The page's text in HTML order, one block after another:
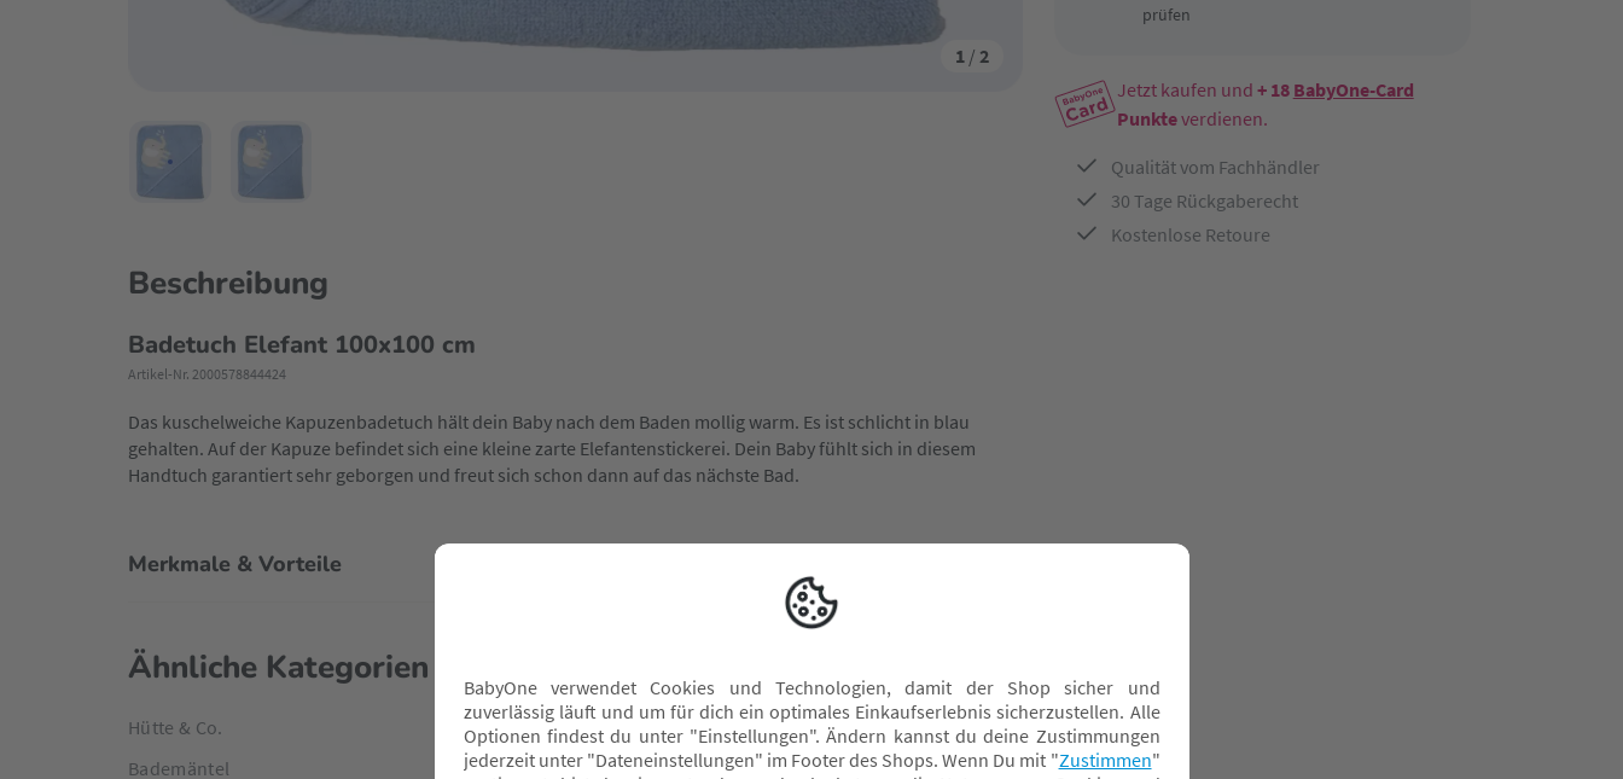
1 /2
prüfen
Jetzt kaufen und + 18 BabyOne-Card
Punkteverdienen.
Qualität vom Fachhändler
30 Tage Rückgaberecht
Kostenlose Retoure
Beschreibung
Badetuch Elefant 100x100 cm
Artikel-Nr. 2000578844424
Das kuschelweiche Kapuzenbadetuch hält dein Baby nach dem Baden mollig warm. Es ist schlicht in blau
gehalten. Auf der Kapuze befindet sich eine kleine zarte Elefantenstickerei. Dein Baby fühlt sich in diesem
Handtuch garantiert sehr geborgen und freut sich schon dann auf das nächste Bad.
Merkmale & Vorteile
Ähnliche Kategorien
Hütte & Co.
Bademäntel